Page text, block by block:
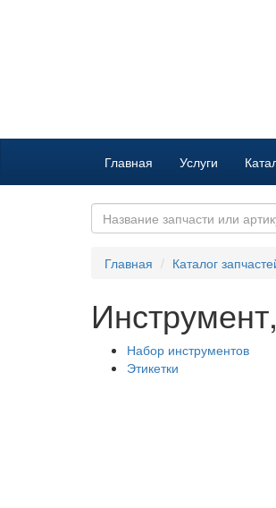
Главная Услуги
Главная Каталог
Набор инструментов
Этикетки